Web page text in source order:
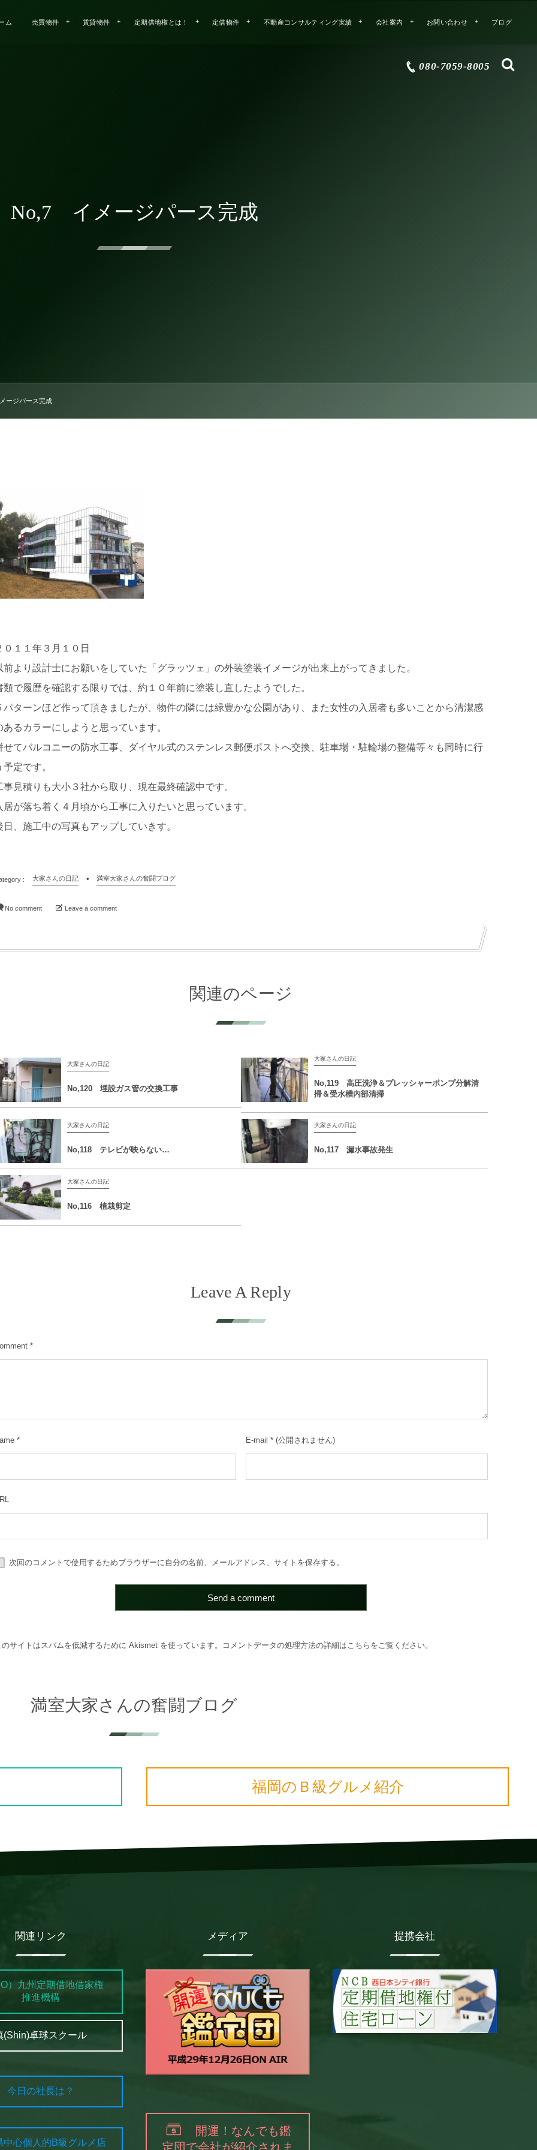
ム 売買物件 賃貸物件 定期借地権とは！ 定借物件 不動産コンサルティング実績 会社案内 お問い合わせ ブログ
080-7059-8005
No,7 イメージパース完成
ージパース完成
０１１年３月１０日
前より設計士にお願いをしていた「グラッツェ」の外装塗装イメージが出来上がってきました。
類で履歴を確認する限りでは、約１０年前に塗装し直したようでした。
パターンほど作って頂きましたが、物件の隣には緑豊かな公園があり、また女性の入居者も多いことから清潔感
あるカラーにしようと思っています。
せてバルコニーの防水工事、ダイヤル式のステンレス郵便ポストへ交換、駐車場・駐輪場の整備等々も同時に行
予定です。
事見積りも大小３社から取り、現在最終確認中です。
居が落ち着く４月頃から工事に入りたいと思っています。
日、施工中の写真もアップしていきす。
大家さんの日記 満室大家さんの奮闘ブログ
No comment Leave a comment
関連のページ
大家さんの日記
No,120 埋設ガス管の交換工事
大家さんの日記
No,119 高圧洗浄＆プレッシャーポンプ分解清
掃＆受水槽内部清掃
大家さんの日記
No,118 テレビが映らない…
大家さんの日記
No,117 漏水事故発生
大家さんの日記
No,116 植栽剪定
Leave A Reply
*
* E-mail * (公開されません)
次回のコメントで使用するためブラウザーに自分の名前、メールアドレス、サイトを保存する。
のサイトはスパムを低減するために Akismet を使っています。 コメントデータの処理方法の詳細はこちらをご覧ください。
満室大家さんの奮闘ブログ
福岡のＢ級グルメ紹介
関連リンク
）九州定期借地借家権
推進機構
(Shin)卓球スクール
今日の社長は？
中心個人的B級グルメ店
メディア
開運！なんでも鑑
定団で会社が紹介されま
提携会社